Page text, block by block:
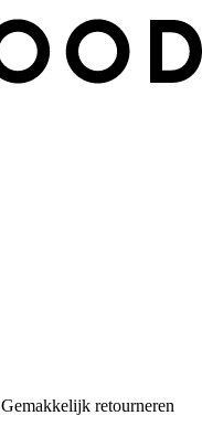
Gemakkelijk retourneren